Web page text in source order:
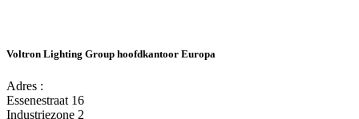
Voltron Lighting Group hoofdkantoor Europa
Adres :
Essenestraat 16
Industriezone 2